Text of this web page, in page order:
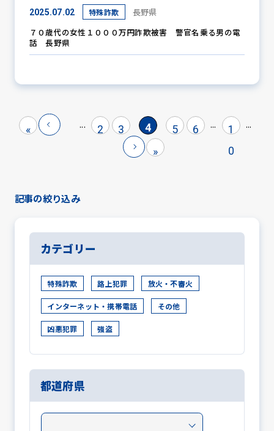
2025.07.02 特殊詐欺
長野県
７０歳代の女性１０００万円詐欺被害 警官名乗る男の電
話 長野県
« ... 2 3 4 5 6 ...
1
0
...
»
記事の絞り込み
カテゴリー
特殊詐欺 路上犯罪 放火・不審火
インターネット・携帯電話 その他
凶悪犯罪 強盗
都道府県